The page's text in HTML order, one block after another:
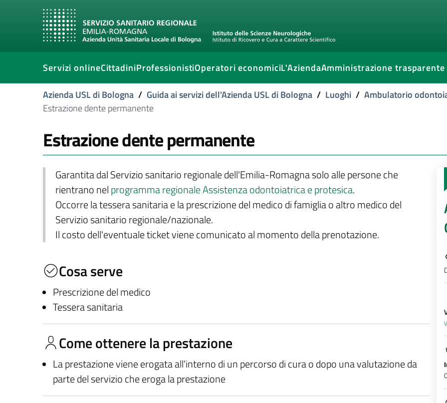
Servizi onlineCittadiniProfessionistiOperatori economiciL'AziendaAmministrazione trasparente
Azienda USL di Bologna / Guida ai servizi dell'Azienda USL di Bologna / Luoghi / Ambulatorio
Estrazione dente permanente
Estrazione dente permanente
Garantita dal Servizio sanitario regionale dell'Emilia-Romagna solo alle persone che
rientrano nel programma regionale Assistenza odontoiatrica e protesica.
Occorre la tessera sanitaria e la prescrizione del medico di famiglia o altro medico del
Servizio sanitario regionale/nazionale.
Il costo dell'eventuale ticket viene comunicato al momento della prenotazione.
Cosa serve
Prescrizione del medico
Tessera sanitaria
Come ottenere la prestazione
La prestazione viene erogata all'interno di un percorso di cura o dopo una valutazione da
parte del servizio che eroga la prestazione